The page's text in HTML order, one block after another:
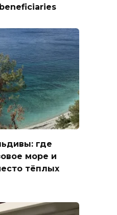
где
море и
тёплых